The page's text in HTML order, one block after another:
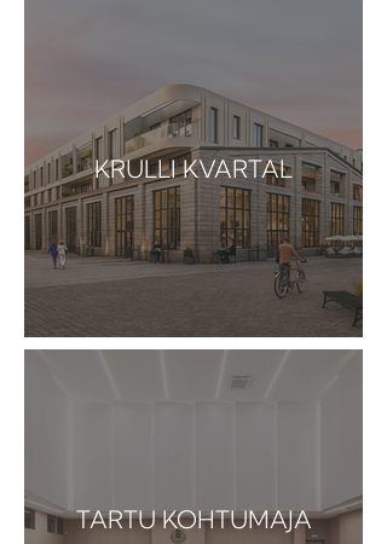
KRULLI KVARTAL
TARTU KOHTUMAJA